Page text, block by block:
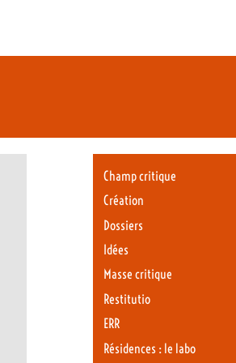
Champ critique
Création
Dossiers
Idées
Masse critique
Restitutio
ERR
Résidences : le labo